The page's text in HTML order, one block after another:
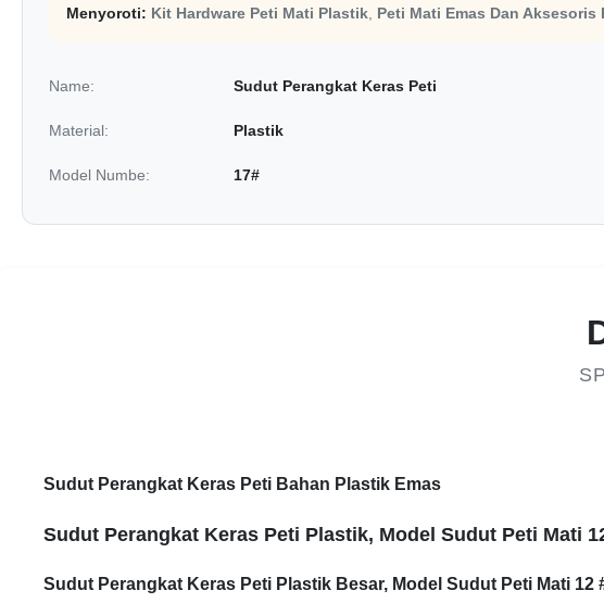
Menyoroti: Kit Hardware Peti Mati Plastik Peti Mati Emas Dan Aksesoris
Name: Sudut Perangkat Keras Peti
Material: Plastik
Model Numbe: 17#
Sudut Perangkat Keras Peti Bahan Plastik Emas
Sudut Perangkat Keras Peti Plastik, Model Sudut Peti Mati
Sudut Perangkat Keras Peti Plastik Besar, Model Sudut Peti Mati 12